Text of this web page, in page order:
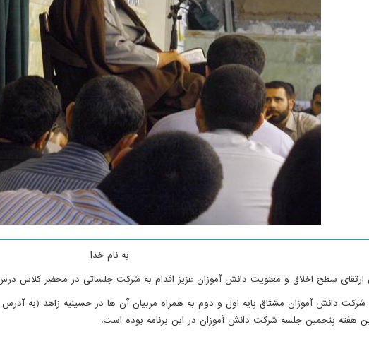
به نام خدا
ارتقای سطح اخلاق و معنویت دانش آموزان عزیز اقدام به شرکت جلساتی در محضر کلاس
شرکت دانش آموزان مشتاق پایه اول و دوم به همراه مربیان آن ها در حسینیه زاهد
هفته پنجمین جلسه شرکت دانش آموزان در این برنامه بوده است.